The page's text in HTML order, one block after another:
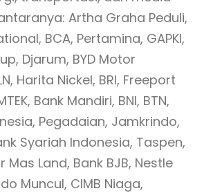
Artha Graha Peduli,
BCA, Pertamina, GAPKI,
Djarum, BYD Motor
Harita Nickel, BRI, Freeport
Bank Mandiri, BNI, BTN,
Pegadaian, Jamkrindo,
Syariah Indonesia, Taspen,
Mas Land, Bank BJB, Nestle
Muncul, CIMB Niaga,